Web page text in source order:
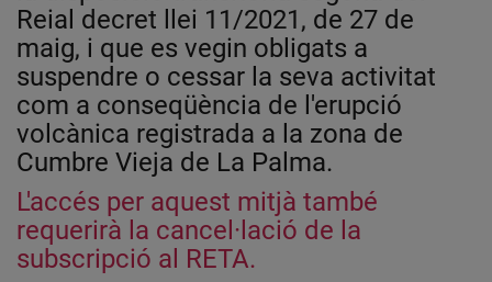
Reial decret llei 11/2021, de 27 de
maig, i que es vegin obligats a
suspendre o cessar la seva activitat
com a conseqüència de l'erupció
volcànica registrada a la zona de
Cumbre Vieja de La Palma.
L'accés per aquest mitjà també
requerirà la cancel·lació de la
subscripció al RETA.